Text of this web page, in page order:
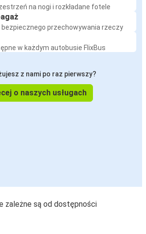
na nogi i rozkładane fotele
przechowywania rzeczy
w każdym autobusie FlixBus
z nami po raz pierwszy?
o naszych usługach
zależne są od dostępności